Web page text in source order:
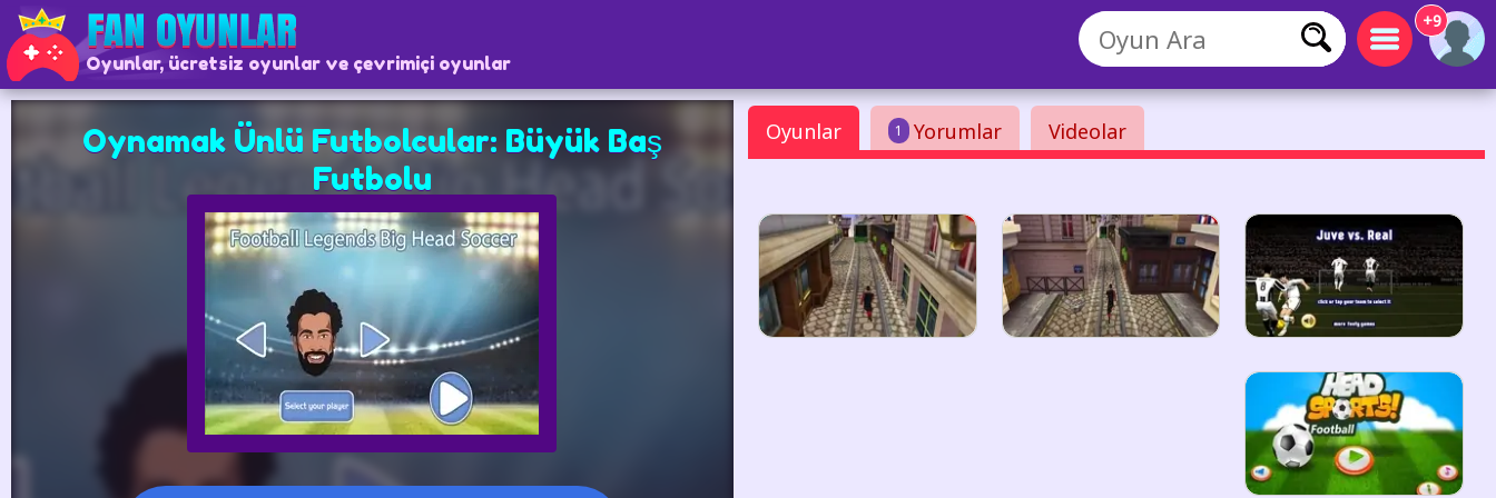
Oyunlar, ücretsiz oyunlar ve çevrimiçi oyunlar
+9
Oynamak Ünlü Futbolcular: Büyük Baş
Futbolu
Oyunlar 1 Yorumlar Videolar